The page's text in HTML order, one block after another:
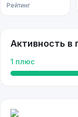
Рейтинг
Активность в
1 плюс